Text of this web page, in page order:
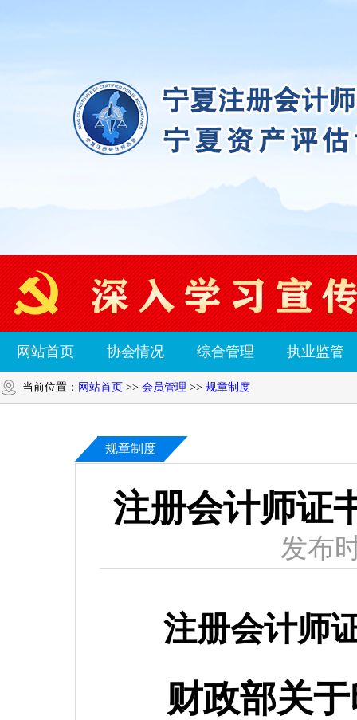
网站首页 协会情况 综合管理 执业监管
当前位置： 网站首页 >> 会员管理 >> 规章制度
规章制度
注册会计师证
发布
注册会计师
财政部关